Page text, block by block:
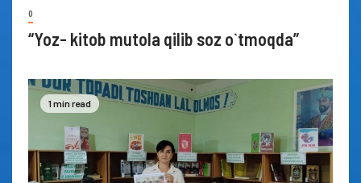
0
“Yoz- kitob mutola qilib soz o`tmoqda”
1 min read